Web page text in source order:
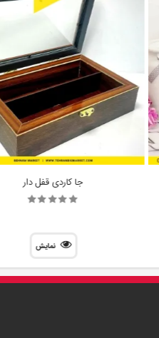
جا کاردی قفل دار
نمایش